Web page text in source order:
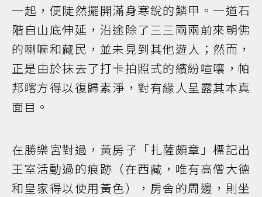
一起，便陡然擺開滿身寒銳的鱗甲。一道石
階自山底伸延，沿途除了三三兩兩前來朝佛
的喇嘛和藏民，並未見到其他遊人；然而，
正是由於抹去了打卡拍照式的繽紛喧嚷，帕
邦喀方得以復歸素淨，對有緣人呈露其本真
面目。
在勝樂宮對過，黃房子「扎薩頗章」標記出
王室活動過的痕跡（在西藏，唯有高僧大德
和皇家得以使用黃色），房舍的周邊，則坐